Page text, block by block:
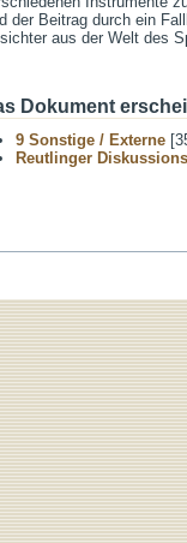
der Beitrag durch ein
aus der Welt des
Dokument
9 Sonstige / Externe
Reutlinger